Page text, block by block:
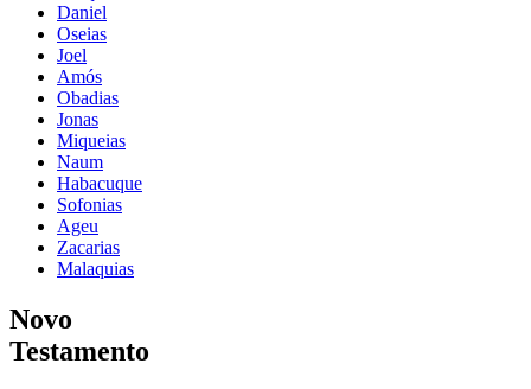
Daniel
Oseias
Joel
Amós
Obadias
Jonas
Miqueias
Naum
Habacuque
Sofonias
Ageu
Zacarias
Malaquias
Novo
Testamento